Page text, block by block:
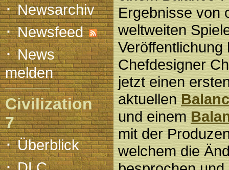
·Newsarchiv
·Newsfeed
·News
melden
Civilization
7
·Überblick
Ergebnisse von
weltweiten
Chefdesigner
jetzt einen
aktuellen
und einem
mit der
welchem die